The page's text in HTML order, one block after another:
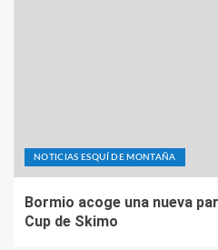
NOTICIAS ESQUÍ DE MONTAÑA
Bormio acoge una nueva
Cup de Skimo